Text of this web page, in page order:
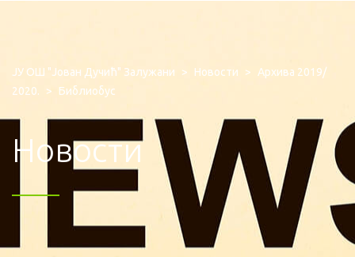
ЈУ ОШ "Јован Дучић" Залужани > Новости >
Архива 2019/
2020.
> Библиобус
Новости